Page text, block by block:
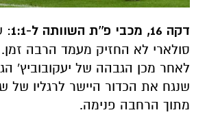
דקה 16, מכבי פ''ת השוותה ל-1:1
:
סולארי לא החזיק מעמד הרבה
לאחר מכן הגבהה של יעקובוביץ'
שנגח את הכדור היישר לרגליו של
מתוך הרחבה פנימה.